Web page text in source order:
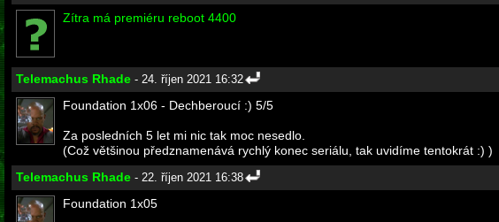
Zítra má premiéru reboot 4400
Telemachus Rhade - 24. říjen 2021 16:32
Foundation 1x06 - Dechberoucí :) 5/5
Za posledních 5 let mi nic tak moc nesedlo.
(Což většinou předznamenává rychlý konec seriálu, tak uvidíme tentokrát :) )
Telemachus Rhade - 22. říjen 2021 16:38
Foundation 1x05